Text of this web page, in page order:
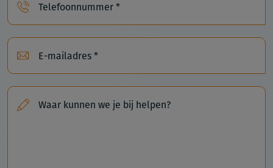
Telefoonnummer *
E-mailadres *
Waar kunnen we je bij helpen?